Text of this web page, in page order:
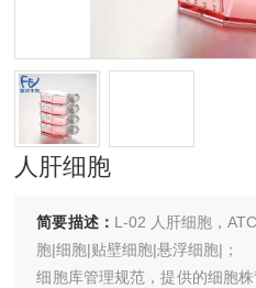
人肝细胞
简要描述： L-02 人肝细胞，
胞|细胞|贴壁细胞|悬浮细胞|；
细胞库管理规范，提供的细胞